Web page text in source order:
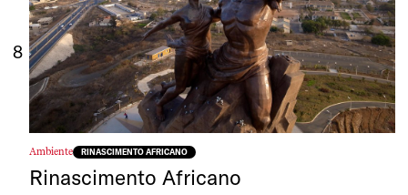
8
Ambiente RINASCIMENTO AFRICANO
Rinascimento Africano